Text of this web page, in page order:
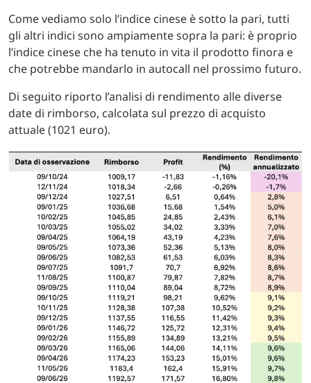
Come vediamo solo l’indice cinese è sotto la pari, tutti
gli altri indici sono ampiamente sopra la pari: è proprio
l’indice cinese che ha tenuto in vita il prodotto finora e
che potrebbe mandarlo in autocall nel prossimo futuro.
Di seguito riporto l’analisi di rendimento alle diverse
date di rimborso, calcolata sul prezzo di acquisto
attuale (1021 euro).